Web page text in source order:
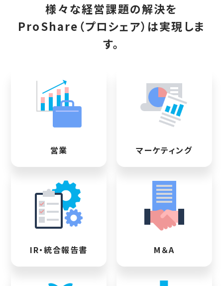
様々な経営課題の解決を
ProShare（プロシェア）は実現しま
す。
営業 マーケティング
IR・統合報告書 M＆A